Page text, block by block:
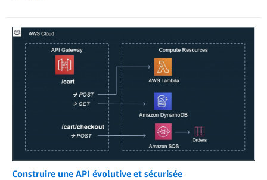
Construire une API évolutive et sécurisée